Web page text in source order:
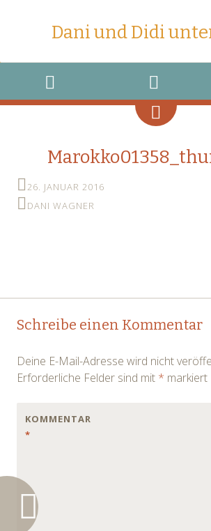
Dani und Didi
MENU
WIDGETS
SEARCH
26. JANUAR 2016
DANI WAGNER
Post
Schreibe einen Kommentar
Deine E-Mail-Adresse wird nicht
Erforderliche Felder sind mit * markiert
KOMMENTAR
*